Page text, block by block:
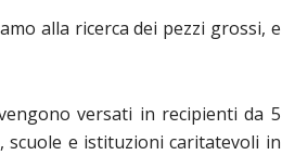
alla ricerca dei pezzi grossi, e
versati in recipienti da 5
scuole e istituzioni caritatevoli in